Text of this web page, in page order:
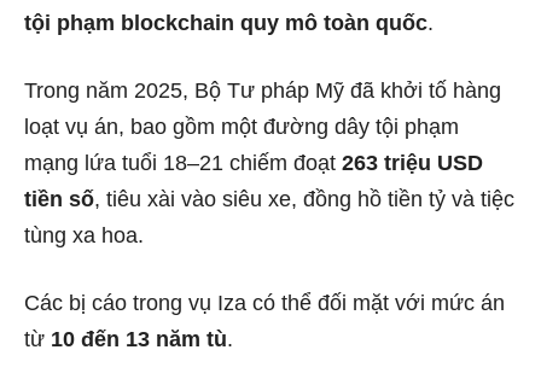
tội phạm blockchain quy mô toàn quốc.
Trong năm 2025, Bộ Tư pháp Mỹ đã khởi tố hàng
loạt vụ án, bao gồm một đường dây tội phạm
mạng lứa tuổi 18–21 chiếm đoạt 263 triệu USD
tiền số, tiêu xài vào siêu xe, đồng hồ tiền tỷ và tiệc
tùng xa hoa.
Các bị cáo trong vụ Iza có thể đối mặt với mức án
từ 10 đến 13 năm tù.